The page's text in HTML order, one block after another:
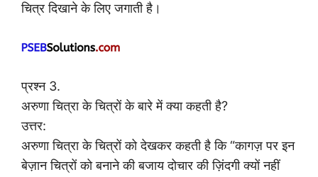
चित्र दिखाने के लिए जगाती है।
प्रश्न 3.
अरुणा चित्रा के चित्रों के बारे में क्या कहती है?
उत्तर:
अरुणा चित्रा के चित्रों को देखकर कहती है कि “कागज़ पर इन
बेज़ान चित्रों को बनाने की बजाय दोचार की ज़िंदगी क्यों नहीं